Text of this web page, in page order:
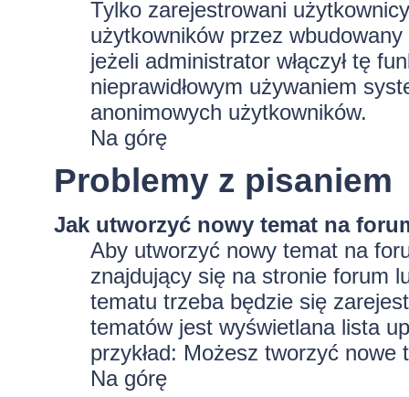
Tylko zarejestrowani
użytkowników przez
jeżeli administrator włączył tę
nieprawidłowym używaniem
anonimowych użytkowników.
Na górę
Problemy z pisaniem
Jak utworzyć nowy temat na
Aby utworzyć nowy temat na
znajdujący się na stronie forum
tematu trzeba będzie się
tematów jest wyświetlana lista
przykład: Możesz tworzyć nowe
Na górę